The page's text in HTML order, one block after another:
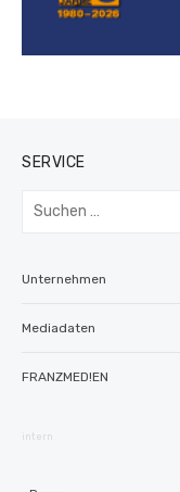
SERVICE
Suchen
Unternehmen
Mediadaten
FRANZMED!EN
intern